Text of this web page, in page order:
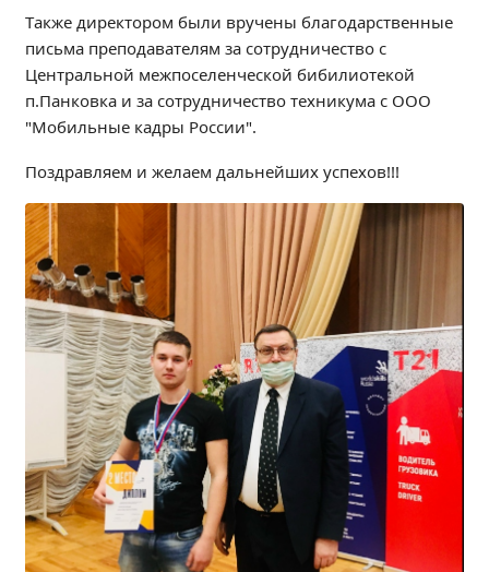
Учебно-производственный комплекс
Центр карьеры
Противодействие коррупции
Всероссийское чемпионатное движение
СВЕДЕНИЯ ОБ ОБРАЗОВАТЕЛЬНОЙ ОРГАНИЗАЦИИ
Основные сведения
Структура и органы управления образовательной
организацией
Документы
Образование
Образовательные стандарты и требования
Руководство
Педагогический состав
Материально-техническое обеспечение и
оснащенность образовательного процесса.
Доступная среда
Стипендии и меры поддержки обучающихся
Также директором были вручены благодарственные
письма преподавателям за сотрудничество с
Центральной межпоселенческой бибилиотекой
п.Панковка и за сотрудничество техникума с ООО
"Мобильные кадры России".
Поздравляем и желаем дальнейших успехов!!!